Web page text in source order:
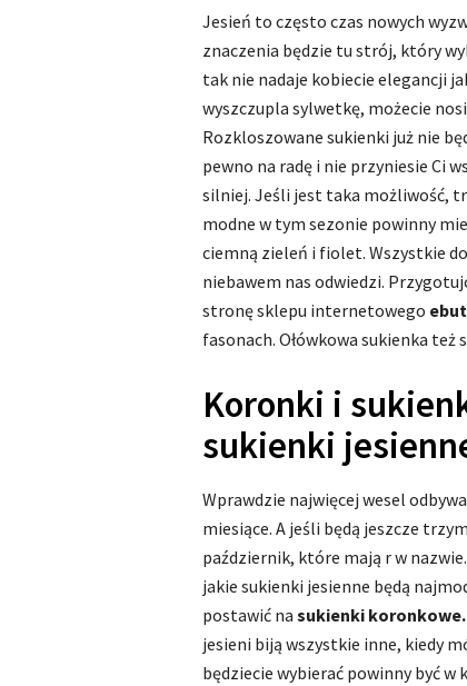
Jesień to często czas nowych
znaczenia będzie tu strój, który
tak nie nadaje kobiecie elegancji
wyszczupla sylwetkę, możecie
Rozkloszowane sukienki już nie
pewno na radę i nie przyniesie Ci
silniej. Jeśli jest taka możliwość,
modne w tym sezonie powinny
ciemną zieleń i fiolet. Wszystkie
niebawem nas odwiedzi.
stronę sklepu internetowego
fasonach. Ołówkowa sukienka też
Koronki i
sukienki
Wprawdzie najwięcej wesel
miesiące. A jeśli będą jeszcze
październik, które mają r w
jakie sukienki jesienne będą
postawić na sukienki koronkowe.
jesieni biją wszystkie inne, kiedy
będziecie wybierać powinny być